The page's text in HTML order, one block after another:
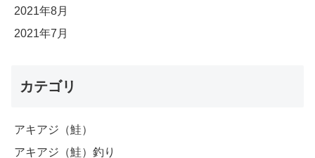
2021年8月
2021年7月
カテゴリ
アキアジ（鮭）
アキアジ（鮭）釣り